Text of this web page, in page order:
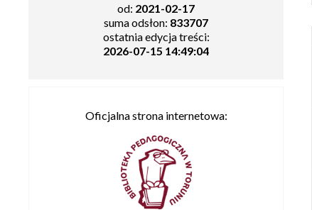
od: 2021-02-17
suma odsłon: 833707
ostatnia edycja treści:
2026-07-15 14:49:04
Oficjalna strona internetowa: